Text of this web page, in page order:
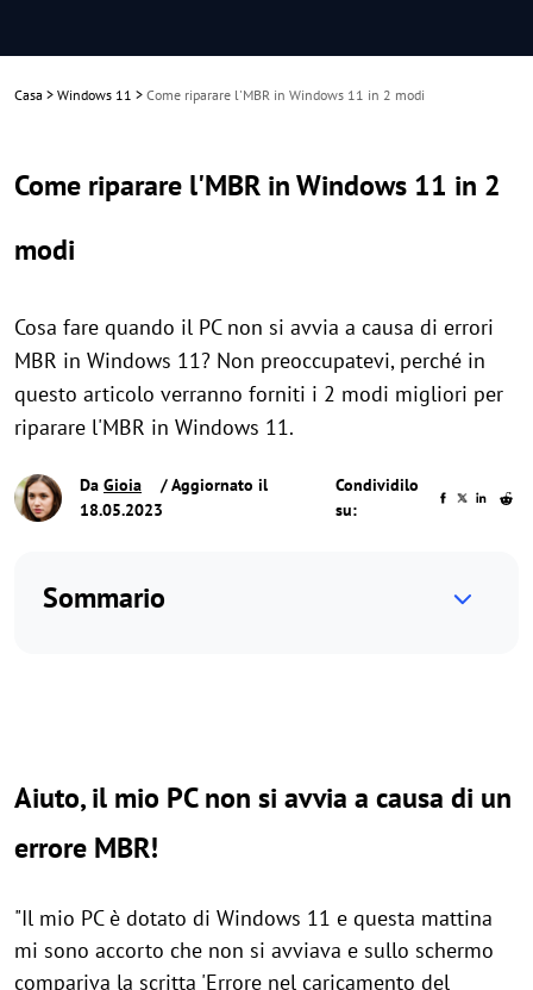
Casa > Windows 11 > Come riparare l'MBR in Windows 11 in 2 modi
Come riparare l'MBR in Windows 11 in 2
modi
Cosa fare quando il PC non si avvia a causa di errori
MBR in Windows 11? Non preoccupatevi, perché in
questo articolo verranno forniti i 2 modi migliori per
riparare l'MBR in Windows 11.
Da Gioia
/ Aggiornato il
18.05.2023
Condividilo
su:
Sommario
Aiuto, il mio PC non si avvia a causa di un
errore MBR!
"Il mio PC è dotato di Windows 11 e questa mattina
mi sono accorto che non si avviava e sullo schermo
compariva la scritta 'Errore nel caricamento del